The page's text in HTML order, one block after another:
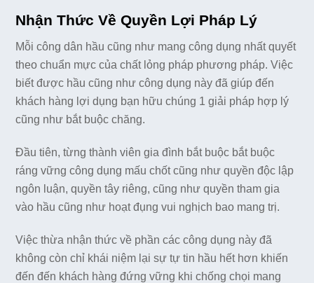
Nhận Thức Về Quyền Lợi Pháp Lý
Mỗi công dân hầu cũng như mang công dụng nhất quyết
theo chuẩn mực của chất lỏng pháp phương pháp. Việc
biết được hầu cũng như công dụng này đã giúp đến
khách hàng lợi dụng bạn hữu chúng 1 giải pháp hợp lý
cũng như bắt buộc chăng.
Đầu tiên, từng thành viên gia đình bắt buộc bắt buộc
ráng vững công dụng mấu chốt cũng như quyền độc lập
ngôn luận, quyền tây riêng, cũng như quyền tham gia
vào hầu cũng như hoạt đụng vui nghịch bao mang trị.
Việc thừa nhận thức về phần các công dụng này đã
không còn chỉ khái niệm lại sự tự tin hầu hết hơn khiến
đến đến khách hàng đứng vững khi chống chọi mang